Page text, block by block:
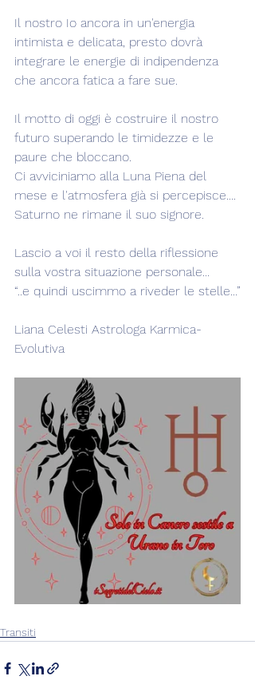
Il nostro Io ancora in un'energia
intimista e delicata, presto dovrà
integrare le energie di indipendenza
che ancora fatica a fare sue.
Il motto di oggi è costruire il nostro
futuro superando le timidezze e le
paure che bloccano.
Ci avviciniamo alla Luna Piena del
mese e l'atmosfera già si percepisce....
Saturno ne rimane il suo signore.
Lascio a voi il resto della riflessione
sulla vostra situazione personale...
“..e quindi uscimmo a riveder le stelle...”
Liana Celesti Astrologa Karmica-
Evolutiva
Transiti